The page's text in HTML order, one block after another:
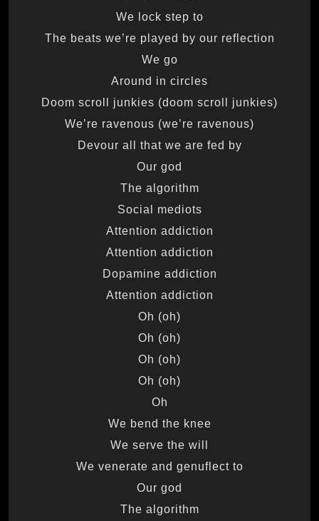
We lock step to
The beats we’re played by our reflection
We go
Around in circles
Doom scroll junkies (doom scroll junkies)
We’re ravenous (we’re ravenous)
Devour all that we are fed by
Our god
The algorithm
Social mediots
Attention addiction
Attention addiction
Dopamine addiction
Attention addiction
Oh (oh)
Oh (oh)
Oh (oh)
Oh (oh)
Oh
We bend the knee
We serve the will
We venerate and genuflect to
Our god
The algorithm